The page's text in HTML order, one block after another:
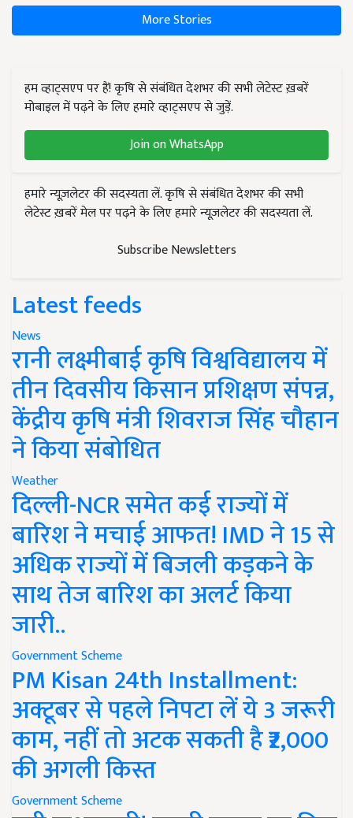
More Stories
हम व्हाट्सएप पर हैं! कृषि से संबंधित देशभर की सभी लेटेस्ट ख़बरें
मोबाइल में पढ़ने के लिए हमारे व्हाट्सएप से जुड़ें.
Join on WhatsApp
हमारे न्यूज़लेटर की सदस्यता लें. कृषि से संबंधित देशभर की सभी
लेटेस्ट ख़बरें मेल पर पढ़ने के लिए हमारे न्यूज़लेटर की सदस्यता लें.
Subscribe Newsletters
Latest feeds
News
रानी लक्ष्मीबाई कृषि विश्वविद्यालय में
तीन दिवसीय किसान प्रशिक्षण संपन्न,
केंद्रीय कृषि मंत्री शिवराज सिंह चौहान
ने किया संबोधित
Weather
दिल्ली-NCR समेत कई राज्यों में
बारिश ने मचाई आफत! IMD ने 15 से
अधिक राज्यों में बिजली कड़कने के
साथ तेज बारिश का अलर्ट किया
जारी..
Government Scheme
PM Kisan 24th Installment:
अक्टूबर से पहले निपटा लें ये 3 जरूरी
काम, नहीं तो अटक सकती है ₹2,000
की अगली किस्त
Government Scheme